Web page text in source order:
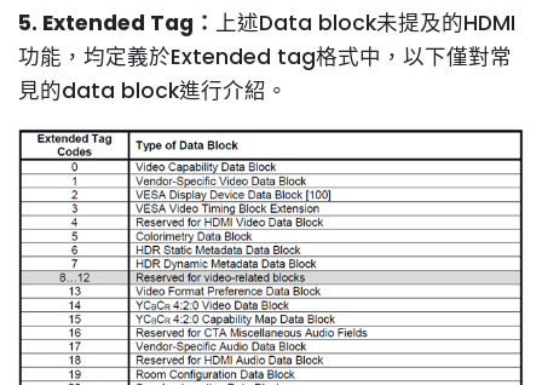
5. Extended Tag： 上述Data block未提及的HDMI
功能，均定義於Extended tag格式中，以下僅對常
見的data block進行介紹。